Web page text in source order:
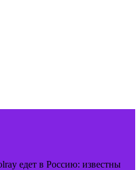
едет в Россию: известны